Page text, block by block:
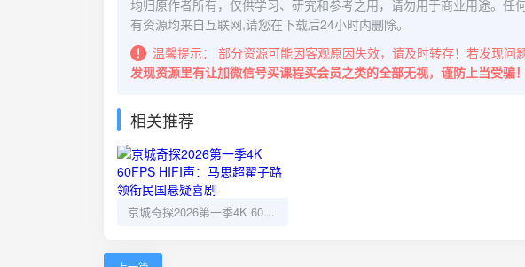
均归原作者所有，仅供学习、研究和参考之用，请勿用于商业用途。
有资源均来自互联网,请您在下载后24小时内删除。
温馨提示：
部分资源可能因客观原因失效，请及时转存！若发现问
发现资源里有让加微信号买课程买会员之类的全部无视，谨防上当受骗！
相关推荐
京城奇探2026第一季4K 60FPS HIFI声：马思超翟子路领衔民国悬疑喜剧